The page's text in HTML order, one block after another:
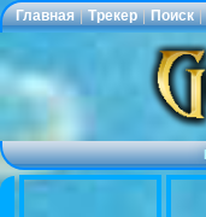
Главная | Трекер | Поиск |